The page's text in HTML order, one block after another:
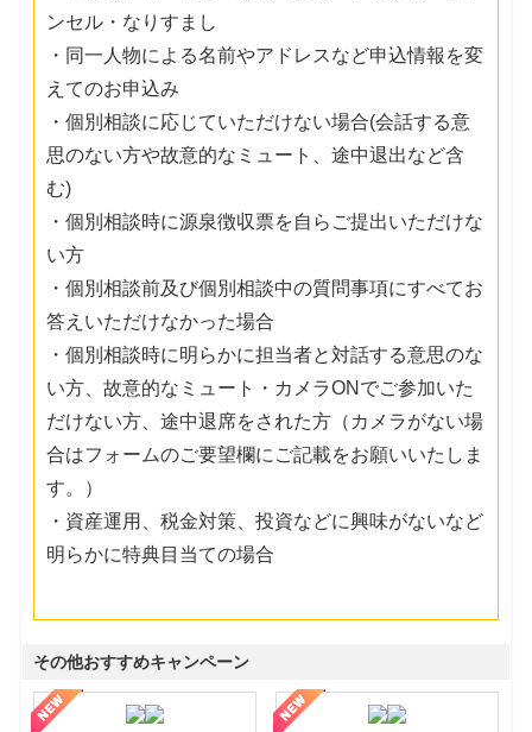
ンセル・なりすまし
・同一人物による名前やアドレスなど申込情報を変
えてのお申込み
・個別相談に応じていただけない場合(会話する意
思のない方や故意的なミュート、途中退出など含
む)
・個別相談時に源泉徴収票を自らご提出いただけな
い方
・個別相談前及び個別相談中の質問事項にすべてお
答えいただけなかった場合
・個別相談時に明らかに担当者と対話する意思のな
い方、故意的なミュート・カメラONでご参加いた
だけない方、途中退席をされた方（カメラがない場
合はフォームのご要望欄にご記載をお願いいたしま
す。）
・資産運用、税金対策、投資などに興味がないなど
明らかに特典目当ての場合
その他おすすめキャンペーン